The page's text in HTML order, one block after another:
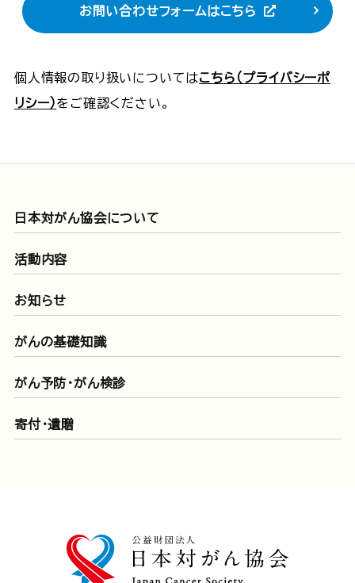
お問い合わせフォームはこちら
個人情報の取り扱いについてはこちら（プライバシーポ
リシー）をご確認ください。
日本対がん協会について
活動内容
お知らせ
がんの基礎知識
がん予防・がん検診
寄付・遺贈